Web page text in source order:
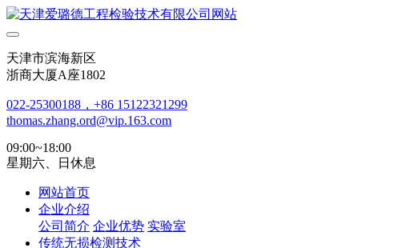
天津市滨海新区
浙商大厦A座1802
022-25300188，+86 15122321299
thomas.zhang.ord@vip.163.com
09:00~18:00
星期六、日休息
网站首页
企业介绍
公司简介 企业优势 实验室
传统无损检测技术